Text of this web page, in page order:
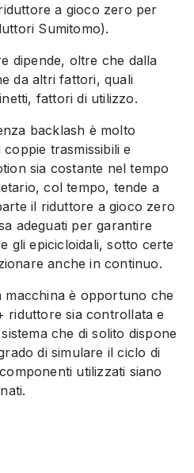
a gioco zero per
Sumitomo).
dipende, oltre che dalla
da altri fattori, quali
fattori di utilizzo.
backlash è molto
trasmissibili e
sia costante nel tempo
col tempo, tende a
il riduttore a gioco zero
adeguati per garantire
gli epicicloidali, sotto certe
anche in continuo.
macchina è opportuno che
riduttore sia controllata e
che di solito dispone
di simulare il ciclo di
utilizzati siano